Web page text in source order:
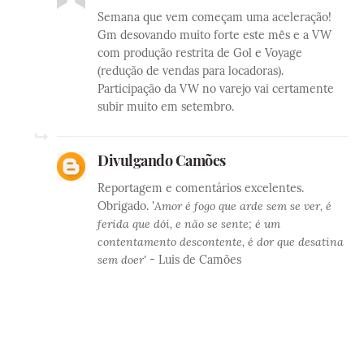
Semana que vem começam uma aceleração!
Gm desovando muito forte este mês e a VW
com produção restrita de Gol e Voyage
(redução de vendas para locadoras).
Participação da VW no varejo vai certamente
subir muito em setembro.
Divulgando Camões
Reportagem e comentários excelentes.
Obrigado. 'Amor é fogo que arde sem se ver, é
ferida que dói, e não se sente; é um
contentamento descontente, é dor que desatina
sem doer' - Luis de Camões